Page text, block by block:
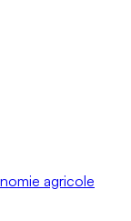
agricole